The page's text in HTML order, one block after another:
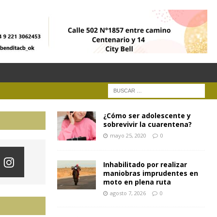
¿Cómo ser adolescente y
sobrevivir la cuarentena?
mayo 25, 2020 0
Inhabilitado por realizar
maniobras imprudentes en
moto en plena ruta
agosto 7, 2026 0